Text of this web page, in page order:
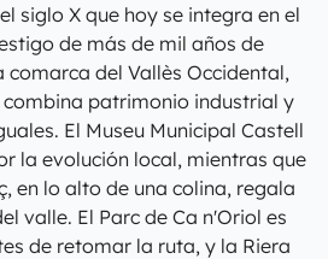
siglo X que hoy se integra en el
de más de mil años de
comarca del Vallès Occidental,
patrimonio industrial y
El Museu Municipal Castell
la evolución local, mientras que
en lo alto de una colina, regala
valle. El Parc de Ca n'Oriol es
de retomar la ruta, y la Riera